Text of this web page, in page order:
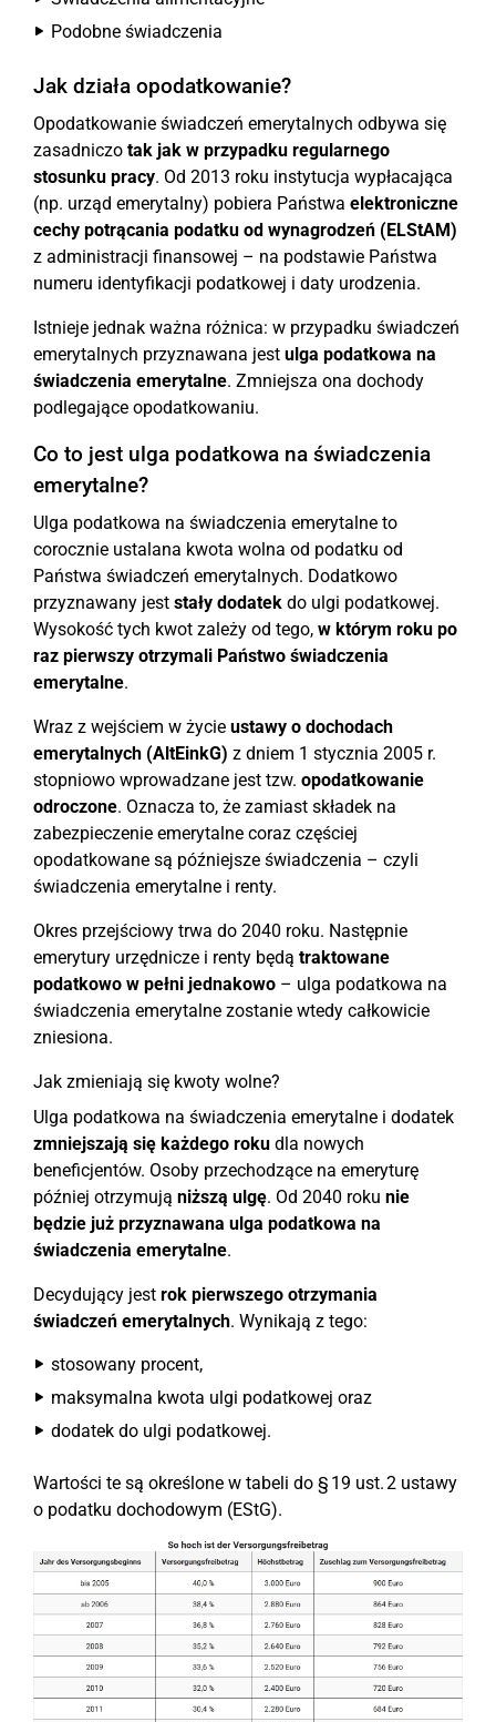
Podobne świadczenia
Jak działa opodatkowanie?
Opodatkowanie świadczeń emerytalnych odbywa się
zasadniczo tak jak w przypadku regularnego
stosunku pracy. Od 2013 roku instytucja wypłacająca
(np. urząd emerytalny) pobiera Państwa elektroniczne
cechy potrącania podatku od wynagrodzeń (ELStAM)
z administracji finansowej – na podstawie Państwa
numeru identyfikacji podatkowej i daty urodzenia.
Istnieje jednak ważna różnica: w przypadku świadczeń
emerytalnych przyznawana jest ulga podatkowa na
świadczenia emerytalne. Zmniejsza ona dochody
podlegające opodatkowaniu.
Co to jest ulga podatkowa na świadczenia
emerytalne?
Ulga podatkowa na świadczenia emerytalne to
corocznie ustalana kwota wolna od podatku od
Państwa świadczeń emerytalnych. Dodatkowo
przyznawany jest stały dodatek do ulgi podatkowej.
Wysokość tych kwot zależy od tego, w którym roku po
raz pierwszy otrzymali Państwo świadczenia
emerytalne.
Wraz z wejściem w życie ustawy o dochodach
emerytalnych (AltEinkG) z dniem 1 stycznia 2005 r.
stopniowo wprowadzane jest tzw. opodatkowanie
odroczone. Oznacza to, że zamiast składek na
zabezpieczenie emerytalne coraz częściej
opodatkowane są późniejsze świadczenia – czyli
świadczenia emerytalne i renty.
Okres przejściowy trwa do 2040 roku. Następnie
emerytury urzędnicze i renty będą traktowane
podatkowo w pełni jednakowo – ulga podatkowa na
świadczenia emerytalne zostanie wtedy całkowicie
zniesiona.
Jak zmieniają się kwoty wolne?
Ulga podatkowa na świadczenia emerytalne i dodatek
zmniejszają się każdego roku dla nowych
beneficjentów. Osoby przechodzące na emeryturę
później otrzymują niższą ulgę. Od 2040 roku nie
będzie już przyznawana ulga podatkowa na
świadczenia emerytalne.
Decydujący jest rok pierwszego otrzymania
świadczeń emerytalnych. Wynikają z tego:
stosowany procent,
maksymalna kwota ulgi podatkowej oraz
dodatek do ulgi podatkowej.
Wartości te są określone w tabeli do § 19 ust. 2 ustawy
o podatku dochodowym (EStG).